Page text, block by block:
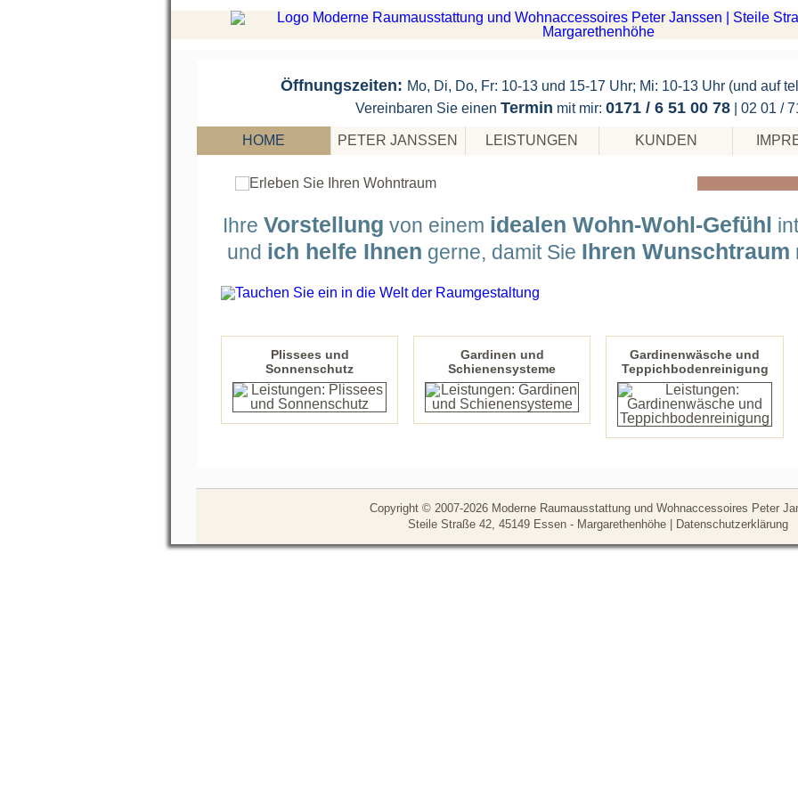
Öffnungszeiten: Mo, Di, Do, Fr: 10-13 und 15-17 Uhr; Mi: 10-13 Uhr (und auf
Vereinbaren Sie einen Termin mit mir: 0171 / 6 51 00 78| 02 01 /
HOME PETER JANSSEN LEISTUNGEN KUNDEN
Ihre Vorstellung von einem idealen Wohn-Wohl-Gefühl
und ich helfe Ihnen gerne, damit Sie Ihren Wunschtraum
Plissees und
Sonnenschutz
Gardinen und
Schienensysteme
Gardinenwäsche und
Teppichbodenreinigung
Copyright © 2007-2026 Moderne Raumausstattung und Wohnaccessoires Peter
Steile Straße 42, 45149 Essen - Margarethenhöhe| Datenschutzerklärung